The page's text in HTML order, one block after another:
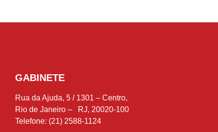
GABINETE
Rua da Ajuda, 5 / 1301 – Centro,
Rio de Janeiro – RJ, 20020-100
Telefone: (21) 2588-1124